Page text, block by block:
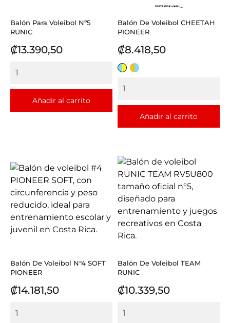
Balón Para Voleibol Nº5
RUNIC
Precio
₡13.390,50
Añadir al carrito
Balón De Voleibol CHEETAH
PIONEER
Precio
₡8.418,50
CELESTE
AMARILLO
NARANJA
Añadir al carrito
Balón De Voleibol N°4 SOFT
PIONEER
Precio
₡14.181,50
Balón De Voleibol TEAM
RUNIC
Precio
₡10.339,50